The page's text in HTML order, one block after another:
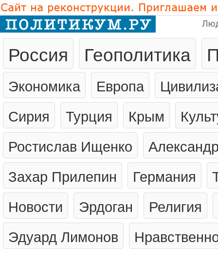
Россия Геополитика
Экономика Европа
Сирия
Турция Крым
Ростислав Ищенко
Захар Прилепин
Германия
Новости
Эрдоган
Религия
Эдуард Лимонов